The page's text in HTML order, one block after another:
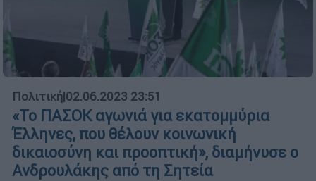
Πολιτική|02.06.2023 23:51
«Το ΠΑΣΟΚ αγωνιά για εκατομμύρια
Έλληνες, που θέλουν κοινωνική
δικαιοσύνη και προοπτική», διαμήνυσε ο
Ανδρουλάκης από τη Σητεία